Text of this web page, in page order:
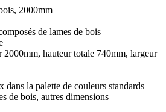
2000mm
de lames de bois
hauteur totale 740mm, largeur
la palette de couleurs standards
de bois, autres dimensions